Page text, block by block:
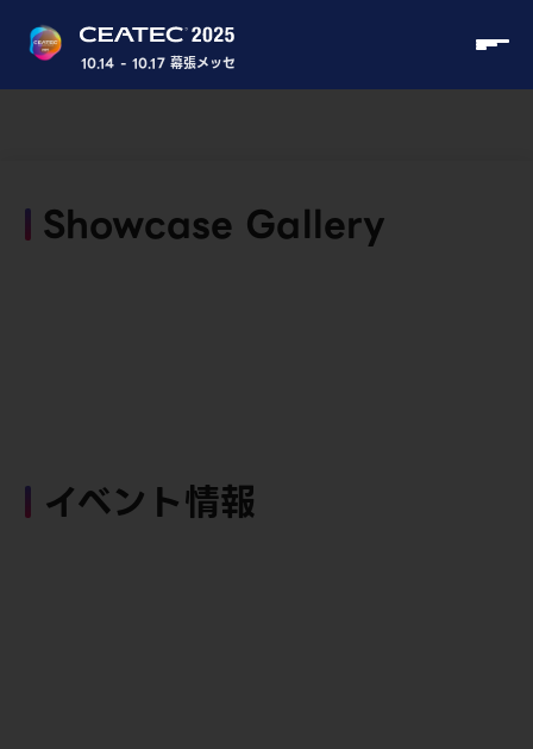
10.14 - 10.17 幕張メッセ
Showcase Gallery
イベント情報